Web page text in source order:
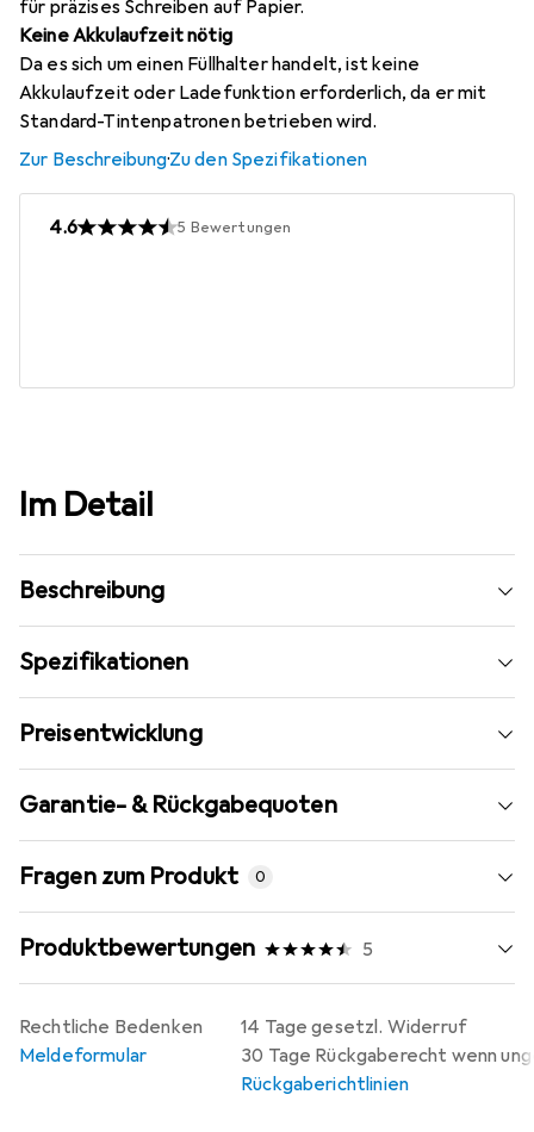
für präzises Schreiben auf Papier.
Keine Akkulaufzeit nötig
Da es sich um einen Füllhalter handelt, ist keine
Akkulaufzeit oder Ladefunktion erforderlich, da er mit
Standard-Tintenpatronen betrieben wird.
Zur Beschreibung·Zu den Spezifikationen
4.6 5 Bewertungen
Im Detail
Beschreibung
Spezifikationen
Preisentwicklung
Garantie- & Rückgabequoten
Fragen zum Produkt 0
Produktbewertungen 5
14 Tage gesetzl. Widerruf
30 Tage Rückgaberecht wenn
Rückgaberichtlinien
Rechtliche Bedenken
Meldeformular